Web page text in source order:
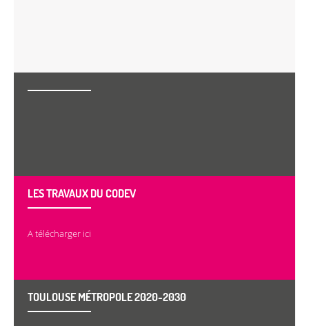
LES TRAVAUX DU CODEV
A télécharger ici
TOULOUSE MÉTROPOLE 2020-2030